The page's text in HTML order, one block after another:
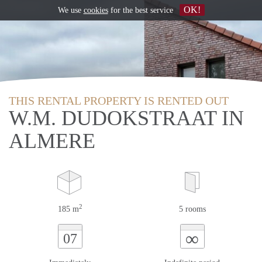
THIS RENTAL PROPERTY IS RENTED OUT
W.M. DUDOKSTRAAT IN
ALMERE
185 m2 5 rooms
07 ∞
We use cookiesfor the best service OK!